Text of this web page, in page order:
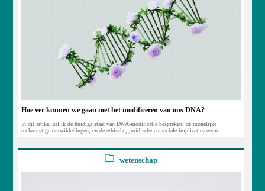
Hoe ver kunnen we gaan met het modificeren van ons DNA?
In dit artikel zal ik de huidige staat van DNA-modificatie bespreken, de mogelijke
toekomstige ontwikkelingen, en de ethische, juridische en sociale implicaties ervan.
wetenschap